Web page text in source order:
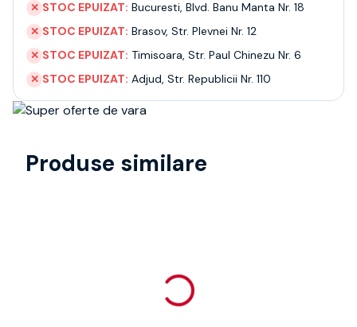
✕ STOC EPUIZAT: Bucuresti, Blvd. Banu Manta Nr. 18
✕ STOC EPUIZAT: Brasov, Str. Plevnei Nr. 12
✕ STOC EPUIZAT: Timisoara, Str. Paul Chinezu Nr. 6
✕ STOC EPUIZAT: Adjud, Str. Republicii Nr. 110
Produse similare